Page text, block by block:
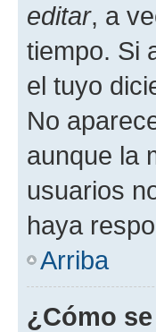
editar, a
tiempo. Si
el tuyo
No
aunque la
usuarios
haya
Arriba
¿Cómo